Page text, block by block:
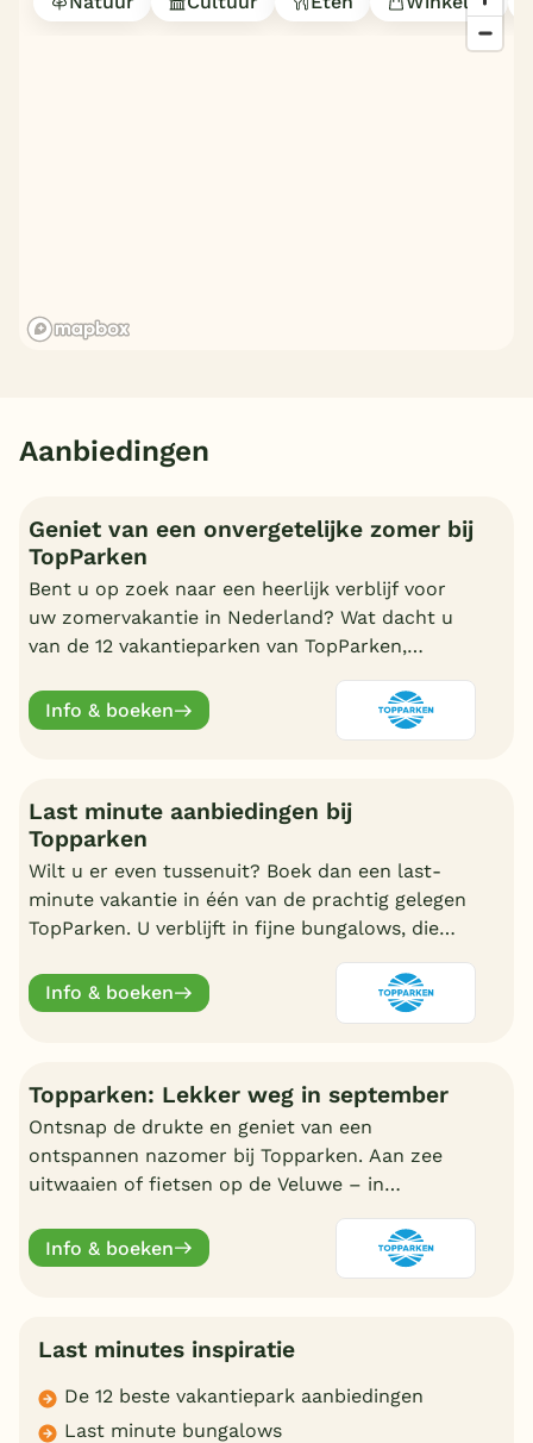
Aanbiedingen
Geniet van een onvergetelijke zomer bij
TopParken
Bent u op zoek naar een heerlijk verblijf voor
uw zomervakantie in Nederland? Wat dacht u
van de 12 vakantieparken van TopParken,
Info & boeken
Last minute aanbiedingen bij
Topparken
Wilt u er even tussenuit? Boek dan een last-
minute vakantie in één van de prachtig gelegen
TopParken. U verblijft in fijne bungalows, die
Info & boeken
Topparken: Lekker weg in september
Ontsnap de drukte en geniet van een
ontspannen nazomer bij Topparken. Aan zee
uitwaaien of fietsen op de Veluwe – in
Info & boeken
Last minutes inspiratie
De 12 beste vakantiepark aanbiedingen
Last minute bungalows